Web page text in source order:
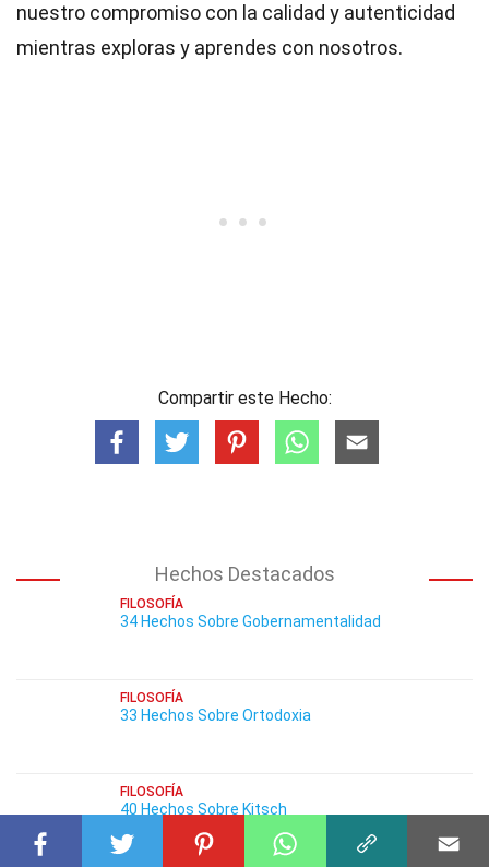
nuestro compromiso con la calidad y autenticidad
mientras exploras y aprendes con nosotros.
Compartir este Hecho:
Hechos Destacados
FILOSOFÍA
34 Hechos Sobre Gobernamentalidad
FILOSOFÍA
33 Hechos Sobre Ortodoxia
FILOSOFÍA
40 Hechos Sobre Kitsch